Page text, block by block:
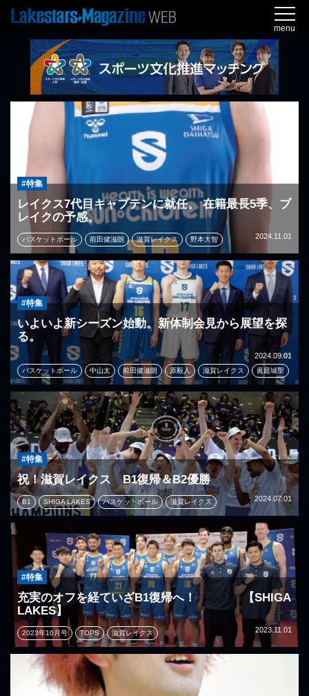
menu
#特集
レイクス7代目キャプテンに就任。 在籍最長5季、ブ
レイクの予感。
2024.11.01
バスケットボール 前田健滋朗 滋賀レイクス 野本大智
#特集
いよいよ新シーズン始動。新体制会見から展望を探
る。
2024.09.01
バスケットボール 中山太 前田健滋朗 原毅人 滋賀レイクス 眞庭城聖
#特集
祝！滋賀レイクス B1復帰＆B2優勝
2024.07.01
B1 SHIGA LAKES バスケットボール 滋賀レイクス
#特集
充実のオフを経ていざB1復帰へ！ 【SHIGA
LAKES】
2023.11.01
2023年10月号 TOPS 滋賀レイクス